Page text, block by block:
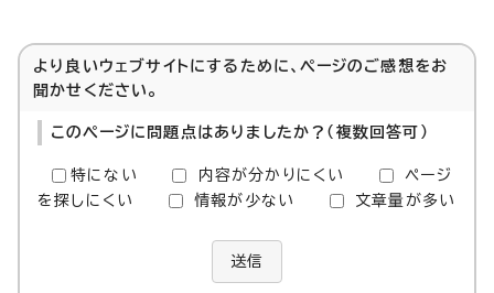
より良いウェブサイトにするために、ページのご感想をお
聞かせください。
このページに問題点はありましたか？（複数回答可）
特にない 内容が分かりにくい
ページ
を探しにくい
情報が少ない 文章量が多い
送信